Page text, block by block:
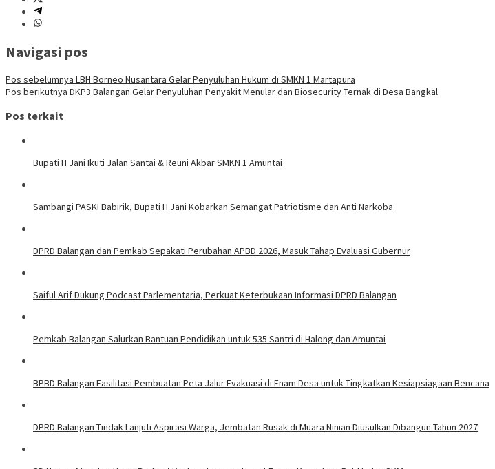
Navigasi pos
Pos sebelumnya LBH Borneo Nusantara Gelar Penyuluhan Hukum di SMKN 1 Martapura
Pos berikutnya DKP3 Balangan Gelar Penyuluhan Penyakit Menular dan Biosecurity Ternak di Desa Bangkal
Pos terkait
Bupati H Jani Ikuti Jalan Santai & Reuni Akbar SMKN 1 Amuntai
Sambangi PASKI Babirik, Bupati H Jani Kobarkan Semangat Patriotisme dan Anti Narkoba
DPRD Balangan dan Pemkab Sepakati Perubahan APBD 2026, Masuk Tahap Evaluasi Gubernur
Saiful Arif Dukung Podcast Parlementaria, Perkuat Keterbukaan Informasi DPRD Balangan
Pemkab Balangan Salurkan Bantuan Pendidikan untuk 535 Santri di Halong dan Amuntai
BPBD Balangan Fasilitasi Pembuatan Peta Jalur Evakuasi di Enam Desa untuk Tingkatkan Kesiapsiagaan Bencana
DPRD Balangan Tindak Lanjuti Aspirasi Warga, Jembatan Rusak di Muara Ninian Diusulkan Dibangun Tahun 2027